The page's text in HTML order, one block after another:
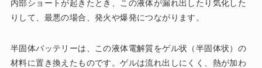
内部ショートが起きたとき、この液体が漏れ出したり気化した
りして、最悪の場合、発火や爆発につながります。
半固体バッテリーは、この液体電解質をゲル状（半固体状）の
材料に置き換えたものです。ゲルは流れ出しにくく、熱が加わ